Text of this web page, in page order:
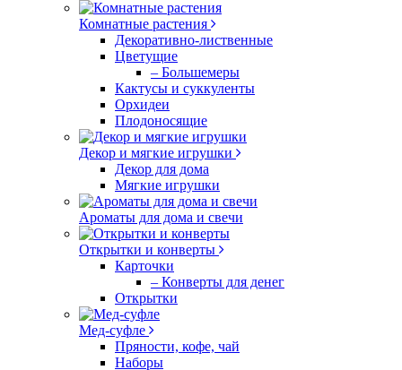
Комнатные растения
Декоративно-лиственные
Цветущие
– Большемеры
Кактусы и суккуленты
Орхидеи
Плодоносящие
Декор и мягкие игрушки
Декор для дома
Мягкие игрушки
Ароматы для дома и свечи
Открытки и конверты
Карточки
– Конверты для денег
Открытки
Мед-суфле
Пряности, кофе, чай
Наборы